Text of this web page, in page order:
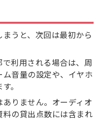
うと、次回は最初から
利用される場合は、周
音量の設定や、イヤホ
。
りません。オーディオ
の貸出点数には含まれ